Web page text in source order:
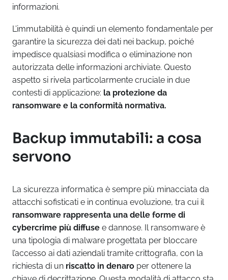
informazioni.
L’immutabilità è quindi un elemento fondamentale per
garantire la sicurezza dei dati nei backup, poiché
impedisce qualsiasi modifica o eliminazione non
autorizzata delle informazioni archiviate. Questo
aspetto si rivela particolarmente cruciale in due
contesti di applicazione: la protezione da
ransomware e la conformità normativa.
Backup immutabili: a cosa
servono
La sicurezza informatica è sempre più minacciata da
attacchi sofisticati e in continua evoluzione, tra cui il
ransomware rappresenta una delle forme di
cybercrime più diffuse e dannose. Il ransomware è
una tipologia di malware progettata per bloccare
l’accesso ai dati aziendali tramite crittografia, con la
richiesta di un riscatto in denaro per ottenere la